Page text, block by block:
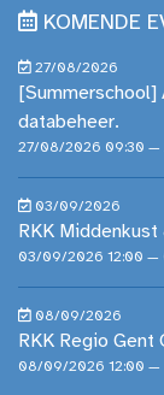
KOMENDE
27/08/2026
databeheer.
27/08/2026 09:30 —
03/09/2026
RKK
03/09/2026 12:00 —
08/09/2026
RKK Regio Gent
08/09/2026 12:00